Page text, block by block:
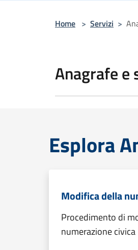
Home > Servizi >
Anagrafe e
Esplora
Modifica della
Procedimento di
numerazione civica